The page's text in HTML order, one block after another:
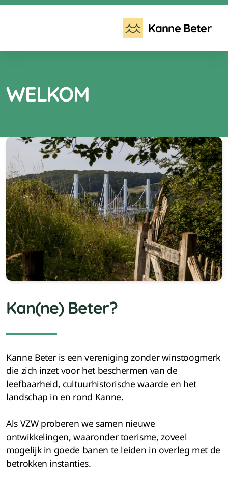
Kanne Beter
WELKOM
Kan(ne) Beter?
Kanne Beter is een vereniging zonder winstoogmerk
die zich inzet voor het beschermen van de
leefbaarheid, cultuurhistorische waarde en het
landschap in en rond Kanne.
Als VZW proberen we samen nieuwe
ontwikkelingen, waaronder toerisme, zoveel
mogelijk in goede banen te leiden in overleg met de
betrokken instanties.
Wat is overtoerisme?
Toeristisch Masterplan
Fietsen Onder De Grond (FODG)
Wandelhangbrug